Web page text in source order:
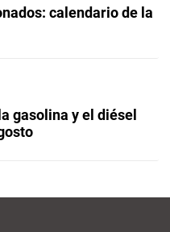
calendario de la
gasolina y el diésel